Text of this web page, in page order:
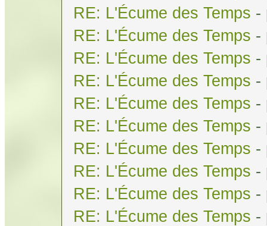
RE: L'Écume des Temps -
RE: L'Écume des Temps -
RE: L'Écume des Temps -
RE: L'Écume des Temps -
RE: L'Écume des Temps -
RE: L'Écume des Temps -
RE: L'Écume des Temps -
RE: L'Écume des Temps -
RE: L'Écume des Temps -
RE: L'Écume des Temps -